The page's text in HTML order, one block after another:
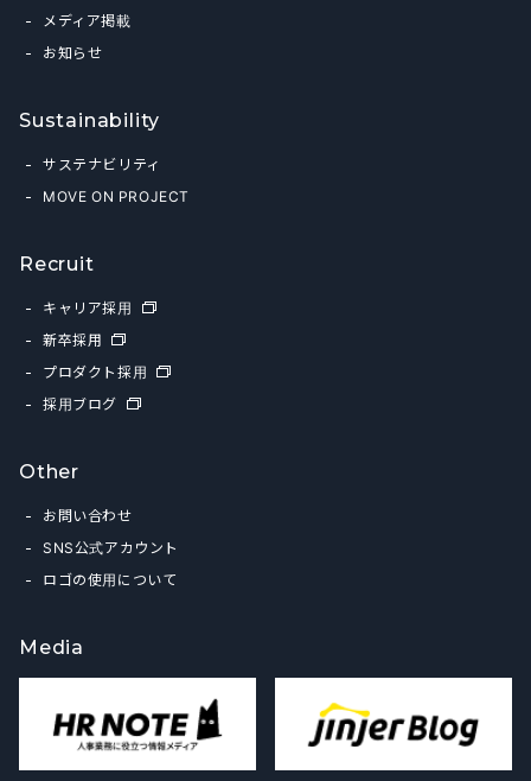
メディア掲載
お知らせ
Sustainability
サステナビリティ
MOVE ON PROJECT
Recruit
キャリア採用
新卒採用
プロダクト採用
採用ブログ
Other
お問い合わせ
SNS公式アカウント
ロゴの使用について
Media